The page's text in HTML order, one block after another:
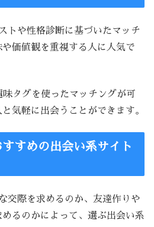
トや性格診断に基づいたマッチ
価値観を重視する人に人気で
タグを使ったマッチングが可
気軽に出会うことができます。
すめの出会い系サイト
交際を求めるのか、友達作りや
るのかによって、選ぶ出会い系